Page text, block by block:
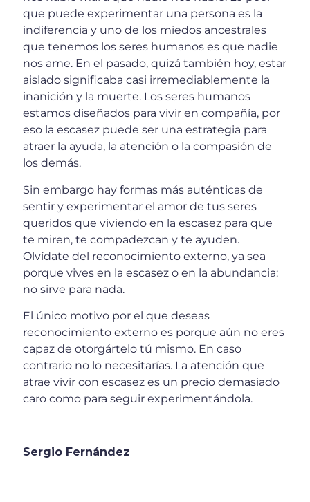
que puede experimentar una persona es la
indiferencia y uno de los miedos ancestrales
que tenemos los seres humanos es que nadie
nos ame. En el pasado, quizá también hoy, estar
aislado significaba casi irremediablemente la
inanición y la muerte. Los seres humanos
estamos diseñados para vivir en compañía, por
eso la escasez puede ser una estrategia para
atraer la ayuda, la atención o la compasión de
los demás.
Sin embargo hay formas más auténticas de
sentir y experimentar el amor de tus seres
queridos que viviendo en la escasez para que
te miren, te compadezcan y te ayuden.
Olvídate del reconocimiento externo, ya sea
porque vives en la escasez o en la abundancia:
no sirve para nada.
El único motivo por el que deseas
reconocimiento externo es porque aún no eres
capaz de otorgártelo tú mismo. En caso
contrario no lo necesitarías. La atención que
atrae vivir con escasez es un precio demasiado
caro como para seguir experimentándola.
Sergio Fernández